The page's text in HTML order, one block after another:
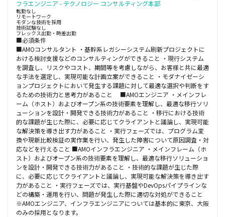
フラエンジニア - テクノロジー コンサルティング本部
転勤なし
リモートワーク
モダンな技術を採用
技術試験なし
フレックス出勤・時差出勤
■必須条件
■AMOコンサルタント ・基幹系レガシーシステム刷新プロジェクトに
おける検討支援などのコンサルティングができること ・現行システム
を調査し、リスクやコスト、期間等を考慮しながら、お客様と共に最適
な手法を選定し、実現可能な計画立案ができること ・モダナイゼーシ
ョンプロジェクトにおいて発生する課題に対して最適な選択や判断をす
るための技術力と思考力があること ■AMOエンジニア ・メインフレ
ーム（ホスト）およびオープン系の技術要素を理解し、最適な移行ソリ
ューションを設計・開発できる技術力があること ・移行における技術
的な課題が生じた際に、必要に応じてクライアントと議論し、実現可能
な解決策を導き出す力があること ・実行フェーズでは、プログラム変
換や現新比較検証の実作業を行い、発生した障害について原因調査・対
応などを行えること ■AMOインフラエンジニア ・メインフレーム（ホ
スト）およびオープン系の技術要素を理解し、最適な移行ソリューショ
ンを設計・開発できる技術力があること ・技術的な課題が生じた際
に、必要に応じてクライアントと議論し、実現可能な解決策を導き出す
力があること ・実行フェーズでは、実行基盤やDevOpsパイプラインな
どの構築・運用を行い、問題が発生した際に適切な対処ができること
※AMOエンジニア、インフラエンジニアについては基本的に東京、大阪
のみの採用となります。